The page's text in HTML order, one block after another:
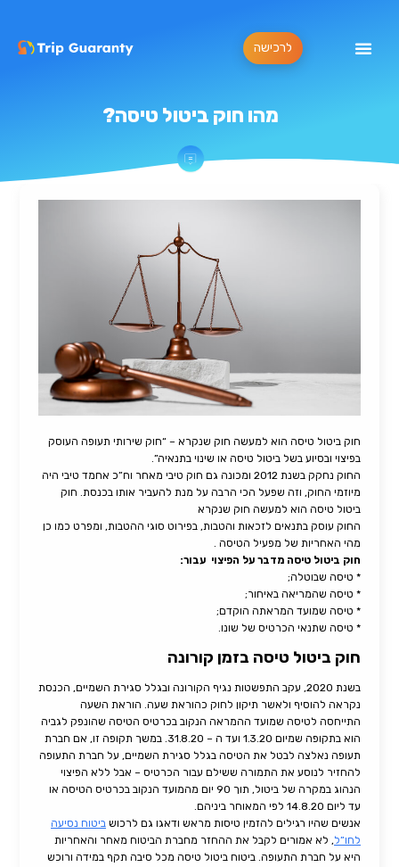
לרכישה
מהו חוק ביטול טיסה?
חוק ביטול טיסה הוא למעשה חוק שנקרא – “חוק שירותי תעופה העוסק
בפיצוי ובסיוע בשל ביטול טיסה או שינוי בתנאיה”.
החוק נחקק בשנת 2012 ומכונה גם חוק טיבי מאחר וח”כ אחמד טיבי היה
מיוזמי החוק, וזה שפעל הכי הרבה על מנת להעביר אותו בכנסת. חוק
ביטול טיסה הוא למעשה חוק שנקרא
החוק עוסק בתנאים לזכאות והטבות, בפירוט סוגי ההטבות, ומפרט כמו כן
מהי האחריות של מפעיל הטיסה .
חוק ביטול טיסה מדבר על הפיצוי עבור:
* טיסה שבוטלה;
* טיסה שהמריאה באיחור;
* טיסה שמועד המראתה הוקדם;
* טיסה שתנאי הכרטיס של שונו.
חוק ביטול טיסה בזמן קורונה
בשנת 2020, עקב התפשטות נגיף הקורונה ובגלל סגירת השמיים, הכנסת
נקראה להוסיף ולאשר תיקון לחוק כהוראת שעה. הוראת השעה
התייחסה לטיסה שמועד ההמראה הנקוב בכרטיס הטיסה שהונפק לגביה
הוא בתקופה שמיום 1.3.20 ועד ה – 31.8.20. במשך תקופה זו, אם חברת
תעופה נאלצה לבטל את הטיסה בגלל סגירת השמיים, על חברת התעופה
להחזיר לנוסע את התמורה ששילם עבור הכרטיס – אבל ללא הפיצוי
הנהוג במקרה של ביטול, תוך 90 יום מהמועד הנקוב בכרטיס הטיסה או
עד ליום 14.8.20 לפי המאוחר ביניהם.
אנשים שהיו רגילים להזמין טיסות מראש ודאגו גם לרכוש ביטוח נסיעה
לחו”ל, לא אמורים לקבל את ההחזר מחברת הביטוח מאחר והאחריות
היא על חברת התעופה. ביטוח ביטול טיסה מכל סיבה תקף במידה ורוכש